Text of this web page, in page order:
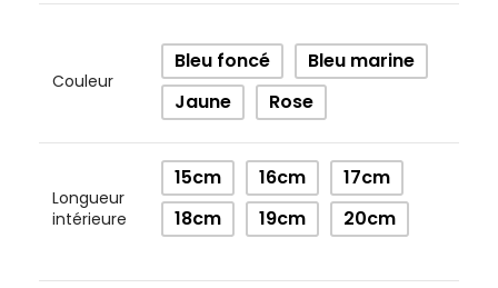
Couleur
Bleu foncé
Bleu marine
Jaune
Rose
Longueur
intérieure
15cm 16cm
17cm
18cm
19cm 20cm